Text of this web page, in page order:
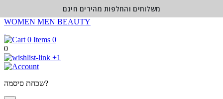
WOMEN MEN BEAUTY
0
0
+1
שכחת סיסמה?
משלוחים והחלפות מהירים חינם